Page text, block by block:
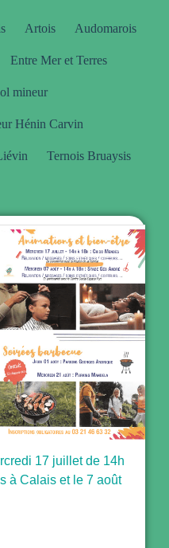
Artois Audomarois
Entre Mer et Terres
mineur
Hénin Carvin
Ternois Bruaysis
17 juillet de 14h
à Calais et le 7 août